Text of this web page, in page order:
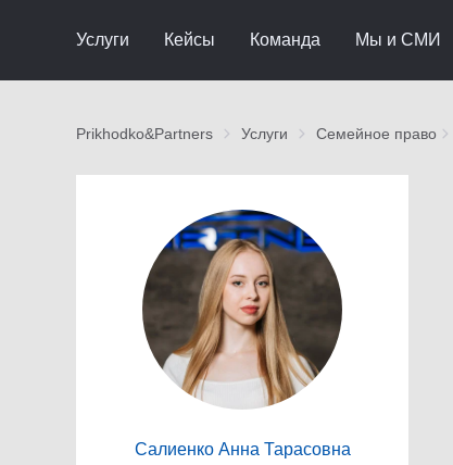
Услуги Кейсы Команда Мы и СМИ
Prikhodko&Partners Услуги Семейное право
Салиенко Анна Тарасовна